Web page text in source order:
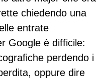
chiedendo una
entrate
Google è difficile:
perdendo i
oppure dire